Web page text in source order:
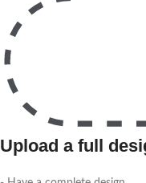
Upload a full